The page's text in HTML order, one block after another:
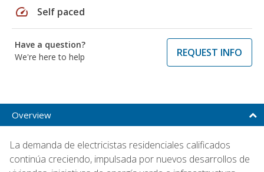
speed Self paced
Have a question?
We're here to help
REQUEST INFO
Overview
La demanda de electricistas residenciales calificados
continúa creciendo, impulsada por nuevos desarrollos de